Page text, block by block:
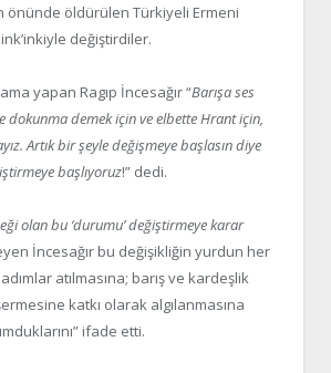
önünde öldürülen Türkiyeli Ermeni
değiştirdiler.
yapan Ragıp İncesağır “Barışa ses
dokunma demek için ve elbette Hrant için,
Artık bir şeyle değişmeye başlasın diye
başlıyoruz!” dedi.
olan bu ‘durumu’ değiştirmeye karar
İncesağır bu değişikliğin yurdun her
atılmasına; barış ve kardeşlik
katkı olarak algılanmasına
ifade etti.